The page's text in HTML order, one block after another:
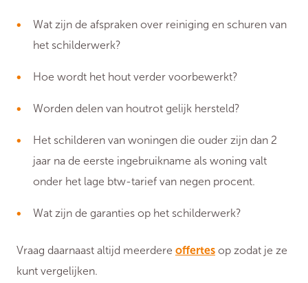
Wat zijn de afspraken over reiniging en schuren van
het schilderwerk?
Hoe wordt het hout verder voorbewerkt?
Worden delen van houtrot gelijk hersteld?
Het schilderen van woningen die ouder zijn dan 2
jaar na de eerste ingebruikname als woning valt
onder het lage btw-tarief van negen procent.
Wat zijn de garanties op het schilderwerk?
Vraag daarnaast altijd meerdere offertes op zodat je ze
kunt vergelijken.